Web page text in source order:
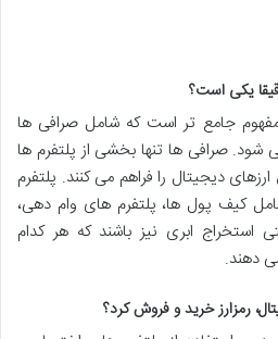
یکی است؟
مفهوم جامع تر است که شامل صرافی ها
شود. صرافی ها تنها بخشی از پلتفرم ها
دیجیتال را فراهم می کنند. پلتفرم
کیف پول ها، پلتفرم های وام دهی،
استخراج ابری نیز باشند که هر کدام
دهند.
رمزارز خرید و فروش کرد؟